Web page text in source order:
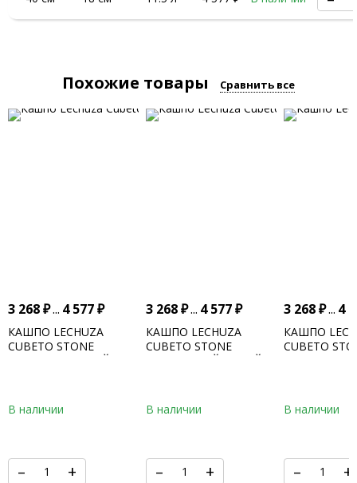
Похожие товары Сравнить все
3 268₽... 4 577₽
КАШПО LECHUZA
CUBETO STONE
(КАМЕННО-СЕРЫЙ) С
В наличии
– +
3 268₽... 4 577₽
КАШПО LECHUZA
CUBETO STONE
(КВАРЦЕВЫЙ БЕЛЫЙ) С
В наличии
– +
3 268₽... 4
КАШПО
CUBETO
В наличии
– +